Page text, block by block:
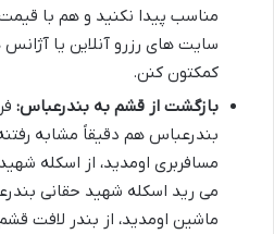
مناسب پیدا نکنید و هم با
سایت های رزرو آنلاین یا
کمکتون کنن.
بازگشت از قشم به بندرعباس:
بندرعباس هم دقیقاً مشابه
مسافربری اومدید، از اسکله
می رید اسکله شهید حقانی
ماشین اومدید، از بندر لافت